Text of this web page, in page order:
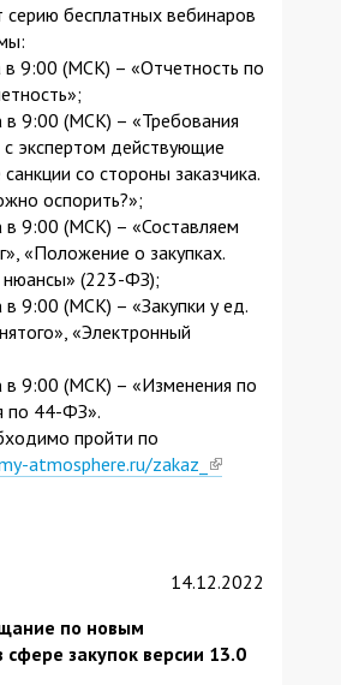
бесплатных вебинаров
в 9:00 (МСК) – «Отчетность по
в 9:00 (МСК) – «Требования
с экспертом действующие
со стороны заказчика.
оспорить?»;
в 9:00 (МСК) – «Составляем
«Положение о закупках.
нюансы» (223-ФЗ);
в 9:00 (МСК) – «Закупки у ед.
«Электронный
в 9:00 (МСК) – «Изменения по
по 44-ФЗ».
пройти по
atmosphere.ru/zakaz_ (link
14.12.2022
по новым
закупок версии 13.0